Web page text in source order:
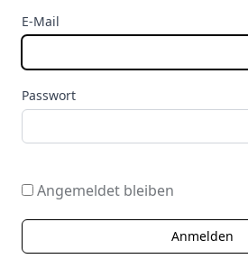
E-Mail
Passwort
Angemeldet bleiben